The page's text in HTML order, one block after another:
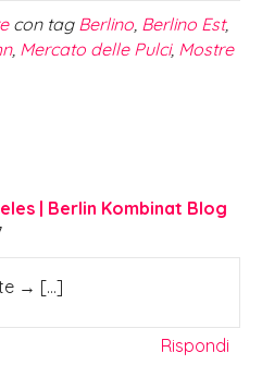
con tag Berlino, Berlino Est,
, Mercato delle Pulci, Mostre
| Berlin Kombinat Blog
→ […]
Rispondi